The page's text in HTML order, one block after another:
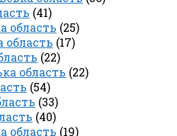
(41)
область (25)
область (17)
(22)
область (22)
(54)
(33)
(40)
область (19)